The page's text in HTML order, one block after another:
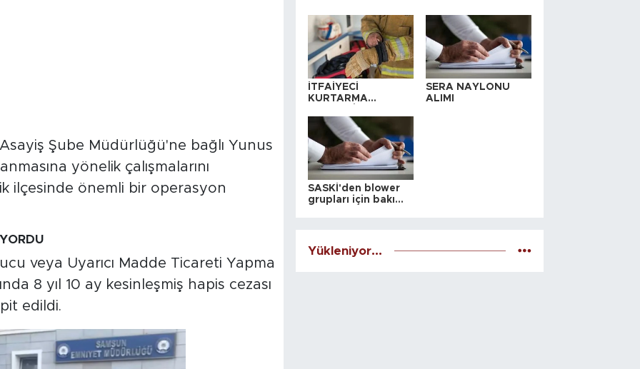
Şube Müdürlüğü'ne bağlı Yunus
yönelik çalışmalarını
ilçesinde önemli bir operasyon
veya Uyarıcı Madde Ticareti Yapma
8 yıl 10 ay kesinleşmiş hapis cezası
edildi.
İTFAİYECİ
KURTARMA
ALINACAKTIR
SERA NAYLONU
ALIMI
SASKİ'den blower
grupları için bakım
Yükleniyor...